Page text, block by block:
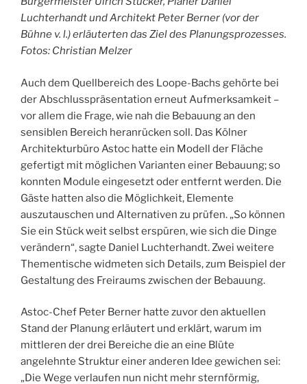
Luchterhandt und Architekt Peter Berner (vor der
Bühne v. l.) erläuterten das Ziel des Planungsprozesses.
Fotos: Christian Melzer
Auch dem Quellbereich des Loope-Bachs gehörte bei
der Abschlusspräsentation erneut Aufmerksamkeit –
vor allem die Frage, wie nah die Bebauung an den
sensiblen Bereich heranrücken soll. Das Kölner
Architekturbüro Astoc hatte ein Modell der Fläche
gefertigt mit möglichen Varianten einer Bebauung; so
konnten Module eingesetzt oder entfernt werden. Die
Gäste hatten also die Möglichkeit, Elemente
auszutauschen und Alternativen zu prüfen. „So können
Sie ein Stück weit selbst erspüren, wie sich die Dinge
verändern“, sagte Daniel Luchterhandt. Zwei weitere
Thementische widmeten sich Details, zum Beispiel der
Gestaltung des Freiraums zwischen der Bebauung.
Astoc-Chef Peter Berner hatte zuvor den aktuellen
Stand der Planung erläutert und erklärt, warum im
mittleren der drei Bereiche die an eine Blüte
angelehnte Struktur einer anderen Idee gewichen sei:
„Die Wege verlaufen nun nicht mehr sternförmig,